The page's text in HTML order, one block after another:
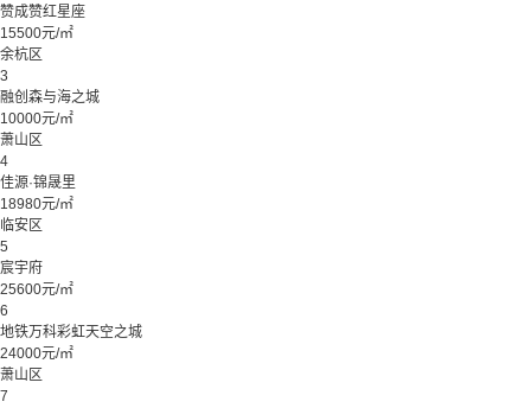
赞成赞红星座
15500元/㎡
余杭区
3
融创森与海之城
10000元/㎡
萧山区
4
佳源·锦晟里
18980元/㎡
临安区
5
宸宇府
25600元/㎡
6
地铁万科彩虹天空之城
24000元/㎡
萧山区
7